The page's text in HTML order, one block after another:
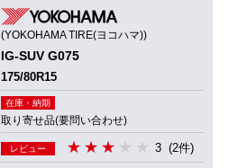
(YOKOHAMA TIRE(ヨコハマ))
IG-SUV G075
175/80R15
在庫・納期
取り寄せ品(要問い合わせ)
レビュー 3 (2件)